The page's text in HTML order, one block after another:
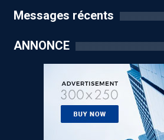
Messages récents
ANNONCE